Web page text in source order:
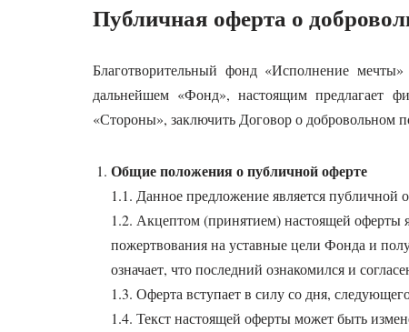
Публичная оферта о
Благотворительный фонд «Исполнение
дальнейшем «Фонд», настоящим предлагает
«Стороны», заключить Договор о добровольном
Общие положения о публичной оферте
1.1. Данное предложение является публичной
1.2. Акцептом (принятием) настоящей оферты
пожертвования на уставные цели Фонда и
означает, что последний ознакомился и
1.3. Оферта вступает в силу со дня,
1.4. Текст настоящей оферты может быть